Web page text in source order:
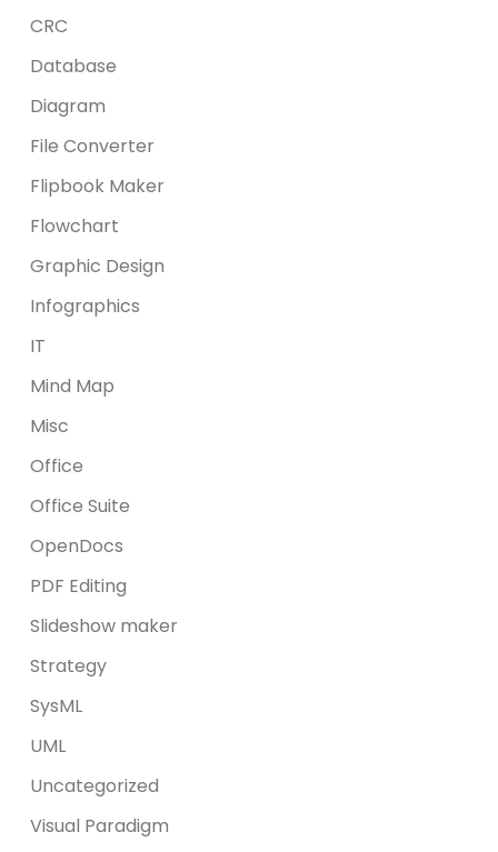
CRC
Database
Diagram
File Converter
Flipbook Maker
Flowchart
Graphic Design
Infographics
IT
Mind Map
Misc
Office
Office Suite
OpenDocs
PDF Editing
Slideshow maker
Strategy
SysML
UML
Uncategorized
Visual Paradigm